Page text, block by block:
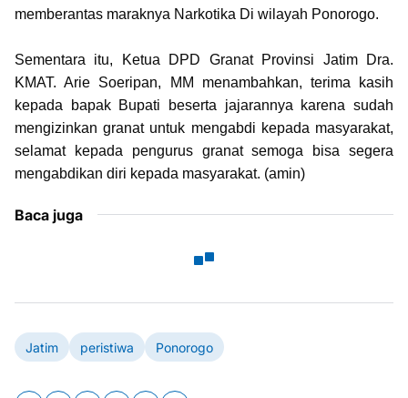
memberantas maraknya Narkotika Di wilayah Ponorogo.
Sementara itu, Ketua DPD Granat Provinsi Jatim Dra.
KMAT. Arie Soeripan, MM menambahkan, terima kasih
kepada bapak Bupati beserta jajarannya karena sudah
mengizinkan granat untuk mengabdi kepada masyarakat,
selamat kepada pengurus granat semoga bisa segera
mengabdikan diri kepada masyarakat. (amin)
Baca juga
Jatim peristiwa Ponorogo